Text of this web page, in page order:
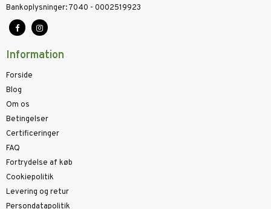
Bankoplysninger:7040 - 0002519923
Information
Forside
Blog
Om os
Betingelser
Certificeringer
FAQ
Fortrydelse af køb
Cookiepolitik
Levering og retur
Persondatapolitik